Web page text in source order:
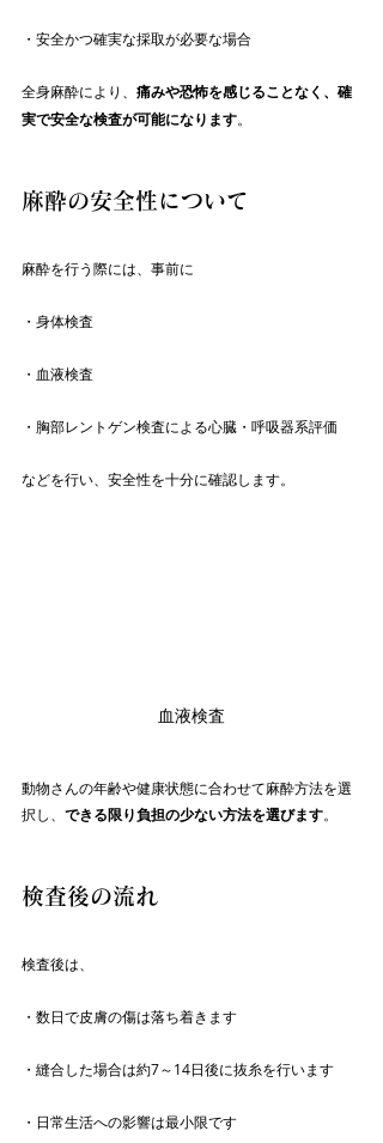
・安全かつ確実な採取が必要な場合
全身麻酔により、 痛みや恐怖を感じることなく、確
実で安全な検査が可能になります。
麻酔の安全性について
麻酔を行う際には、事前に
・身体検査
・血液検査
・胸部レントゲン検査による心臓・呼吸器系評価
などを行い、安全性を十分に確認します。
血液検査
動物さんの年齢や健康状態に合わせて麻酔方法を選
択し、 できる限り負担の少ない方法を選びます。
検査後の流れ
検査後は、
・数日で皮膚の傷は落ち着きます
・縫合した場合は約7～14日後に抜糸を行います
・日常生活への影響は最小限です